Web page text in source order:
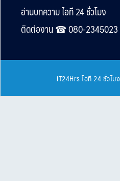
Footer
อ่านบทความ ไอที 24 ชั่วโมง
ติดต่องาน ☎︎ 080-2345023
iT24Hrs ไอที 24 ชั่วโมง